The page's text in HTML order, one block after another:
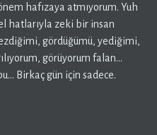
hafızaya atmıyorum. Yuh
hatlarıyla zeki bir insan
gördüğümü, yediğimi,
görüyorum falan…
Birkaç gün için sadece.